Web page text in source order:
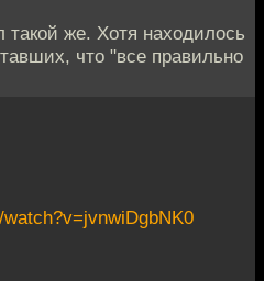
же. Хотя находилось
что "все правильно